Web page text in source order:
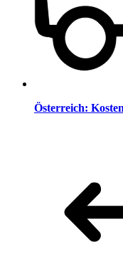
Österreich: